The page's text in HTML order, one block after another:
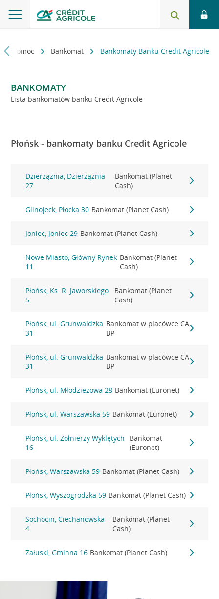
i pomoc Bankomat Bankomaty Banku Credit Agricole
BANKOMATY
Lista bankomatów banku Credit Agricole
Płońsk - bankomaty banku Credit Agricole
Dzierzążnia, Dzierzążnia
27
Bankomat (Planet
Cash)
Glinojeck, Płocka 30 Bankomat (Planet Cash)
Joniec, Joniec 29 Bankomat (Planet Cash)
Nowe Miasto, Główny Rynek
11
Bankomat (Planet
Cash)
Płońsk, Ks. R. Jaworskiego
5
Bankomat (Planet
Cash)
Płońsk, ul. Grunwaldzka
31
Bankomat w placówce CA
BP
Płońsk, ul. Grunwaldzka
31
Bankomat w placówce CA
BP
Płońsk, ul. Młodzieżowa 28 Bankomat (Euronet)
Płońsk, ul. Warszawska 59 Bankomat (Euronet)
Płońsk, ul. Żołnierzy Wyklętych
16
Bankomat
(Euronet)
Płońsk, Warszawska 59 Bankomat (Planet Cash)
Płońsk, Wyszogrodzka 59 Bankomat (Planet Cash)
Sochocin, Ciechanowska
4
Bankomat (Planet
Cash)
Załuski, Gminna 16 Bankomat (Planet Cash)